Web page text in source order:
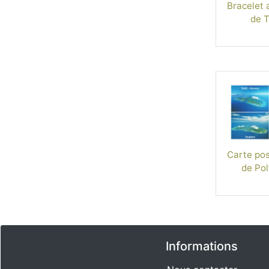
Bracelet
de
Carte
de
Informations